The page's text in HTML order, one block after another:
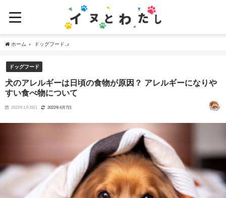
ホーム ドッグフード
ドッグフード
犬のアレルギーは日頃の食物が原因？ アレルギーになりや
すい食べ物について
2022年1月28日 2022年4月7日